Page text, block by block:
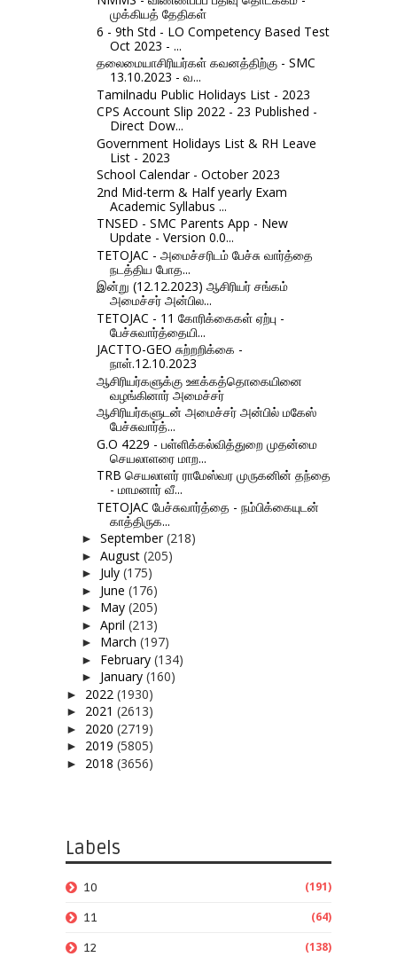
முக்கியத் தேதிகள்
6 - 9th Std - LO Competency Based Test
Oct 2023 - ...
தலைமையாசிரியர்கள் கவனத்திற்கு - SMC
13.10.2023 - வ...
Tamilnadu Public Holidays List - 2023
CPS Account Slip 2022 - 23 Published -
Direct Dow...
Government Holidays List & RH Leave
List - 2023
School Calendar - October 2023
2nd Mid-term & Half yearly Exam
Academic Syllabus ...
TNSED - SMC Parents App - New
Update - Version 0.0...
TETOJAC - அமைச்சரிடம் பேச்சு வார்த்தை
நடத்திய போத...
இன்று (12.12.2023) ஆசிரியர் சங்கம்
அமைச்சர் அன்பில...
TETOJAC - 11 கோரிக்கைகள் ஏற்பு -
பேச்சுவார்த்தையி...
JACTTO-GEO சுற்றறிக்கை -
நாள்.12.10.2023
ஆசிரியர்களுக்கு ஊக்கத்தொகையினை
வழங்கினார் அமைச்சர்
ஆசிரியர்களுடன் அமைச்சர் அன்பில் மகேஸ்
பேச்சுவார்த்...
G.O 4229 - பள்ளிக்கல்வித்துறை முதன்மை
செயலாளரை மாற...
TRB செயலாளர் ராமேஸ்வர முருகனின் தந்தை
- மாமனார் வீ...
TETOJAC பேச்சுவார்த்தை - நம்பிக்கையுடன்
காத்திருக...
► September(218)
► August (205)
► July (175)
► June (176)
► May (205)
► April (213)
► March (197)
► February (134)
► January (160)
► 2022 (1930)
► 2021 (2613)
► 2020 (2719)
► 2019 (5805)
► 2018 (3656)
Labels
10 (191)
11 (64)
12 (138)